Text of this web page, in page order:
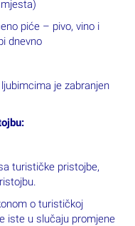
piće – pivo, vino i
dnevno
je zabranjen
turističke pristojbe,
o turističkoj
iste u slučaju promjene